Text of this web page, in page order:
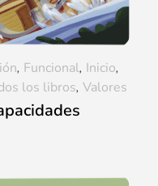
, Funcional, Inicio,
los libros, Valores